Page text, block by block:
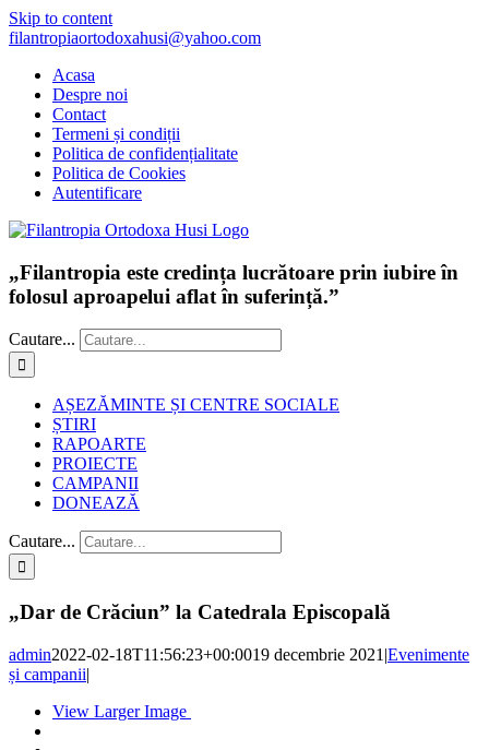
Skip to content
filantropiaortodoxahusi@yahoo.com
Acasa
Despre noi
Contact
Termeni și condiții
Politica de confidențialitate
Politica de Cookies
Autentificare
„Filantropia este credința lucrătoare prin iubire în
folosul aproapelui aflat în suferință.”
Cautare...
AȘEZĂMINTE ȘI CENTRE SOCIALE
ȘTIRI
RAPOARTE
PROIECTE
CAMPANII
DONEAZĂ
Cautare...
„Dar de Crăciun” la Catedrala Episcopală
admin2022-02-18T11:56:23+00:0019 decembrie 2021 |Evenimente
și campanii|
View Larger Image